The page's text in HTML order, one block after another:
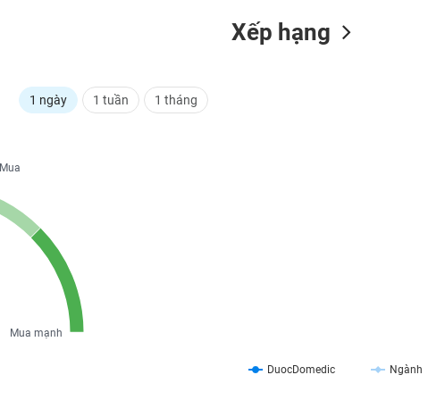
1 ngày 1 tuần 1 tháng
Mua
Mua mạnh
Xếp hạng
DuocDomedic Ngành